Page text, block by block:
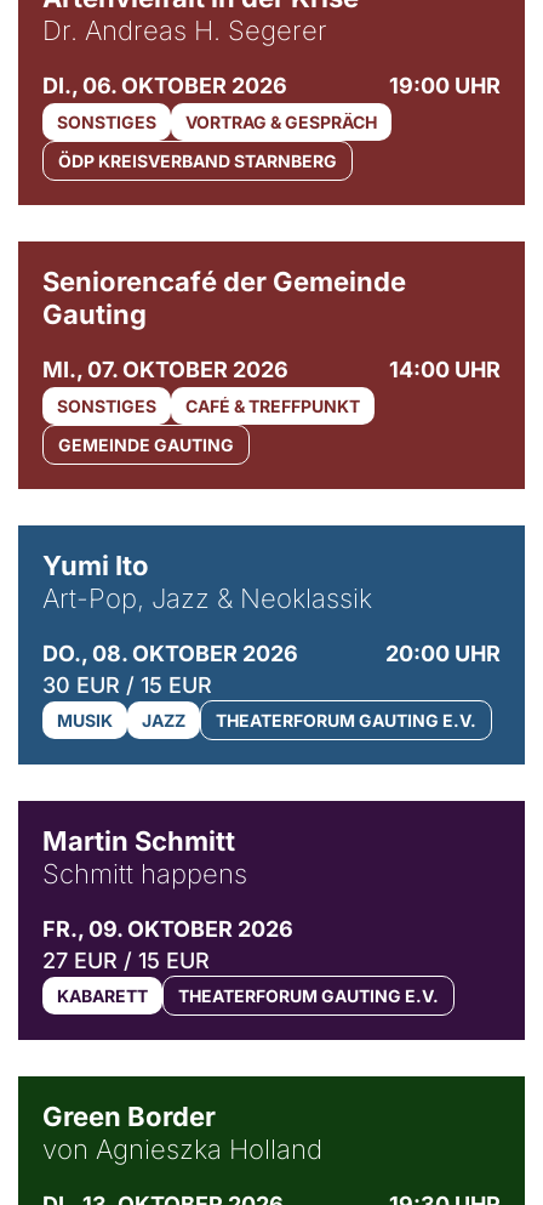
Dr. Andreas H. Segerer
DI., 06. OKTOBER 2026 19:00 UHR
SONSTIGES
VORTRAG & GESPRÄCH
ÖDP KREISVERBAND STARNBERG
Seniorencafé der Gemeinde
Gauting
MI., 07. OKTOBER 2026 14:00 UHR
SONSTIGES
CAFÉ & TREFFPUNKT
GEMEINDE GAUTING
Yumi Ito
Art-Pop, Jazz & Neoklassik
DO., 08. OKTOBER 2026
20:00 UHR
30 EUR / 15 EUR
MUSIK JAZZ THEATERFORUM GAUTING E.V.
Martin Schmitt
Schmitt happens
FR., 09. OKTOBER 2026
27 EUR / 15 EUR
KABARETT THEATERFORUM GAUTING E.V.
Green Border
von Agnieszka Holland